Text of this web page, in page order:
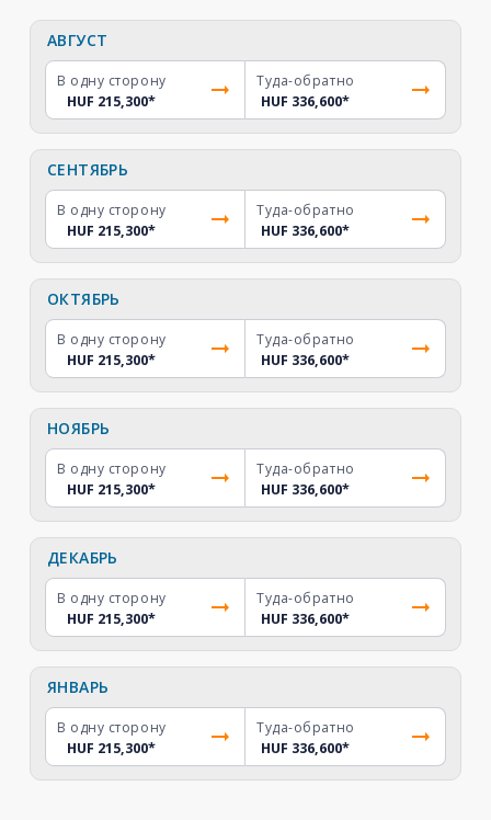
АВГУСТ
В одну сторону
HUF 215,300*
Туда-обратно
HUF 336,600*
СЕНТЯБРЬ
В одну сторону
HUF 215,300*
Туда-обратно
HUF 336,600*
ОКТЯБРЬ
В одну сторону
HUF 215,300*
Туда-обратно
HUF 336,600*
НОЯБРЬ
В одну сторону
HUF 215,300*
Туда-обратно
HUF 336,600*
ДЕКАБРЬ
В одну сторону
HUF 215,300*
Туда-обратно
HUF 336,600*
ЯНВАРЬ
В одну сторону
HUF 215,300*
Туда-обратно
HUF 336,600*